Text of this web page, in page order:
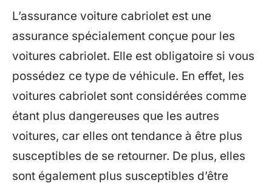
L’assurance voiture cabriolet est une
assurance spécialement conçue pour les
voitures cabriolet. Elle est obligatoire si vous
possédez ce type de véhicule. En effet, les
voitures cabriolet sont considérées comme
étant plus dangereuses que les autres
voitures, car elles ont tendance à être plus
susceptibles de se retourner. De plus, elles
sont également plus susceptibles d’être